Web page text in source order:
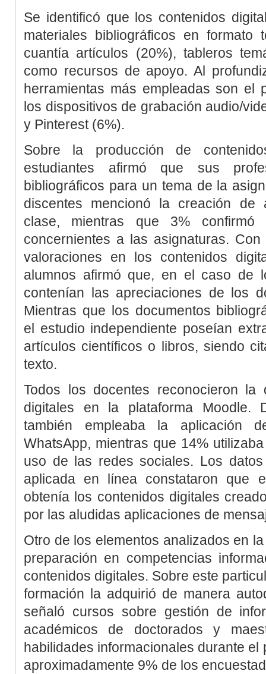
Se identificó que los contenidos
materiales bibliográficos en formato
cuantía artículos (20%), tableros
como recursos de apoyo. Al
herramientas más empleadas son el
los dispositivos de grabación audio/
y Pinterest (6%).
Sobre la producción de
estudiantes afirmó que sus
bibliográficos para un tema de la
discentes mencionó la creación de
clase, mientras que 3%
concernientes a las asignaturas.
valoraciones en los contenidos
alumnos afirmó que, en el caso de
contenían las apreciaciones de los
Mientras que los documentos
el estudio independiente poseían
artículos científicos o libros, siendo
texto.
Todos los docentes reconocieron la
digitales en la plataforma Moodle.
también empleaba la aplicación
WhatsApp, mientras que 14%
uso de las redes sociales. Los
aplicada en línea constataron que
obtenía los contenidos digitales
por las aludidas aplicaciones de
Otro de los elementos analizados en
preparación en competencias
contenidos digitales. Sobre este
formación la adquirió de manera
señaló cursos sobre gestión de
académicos de doctorados y
habilidades informacionales durante el
aproximadamente 9% de los